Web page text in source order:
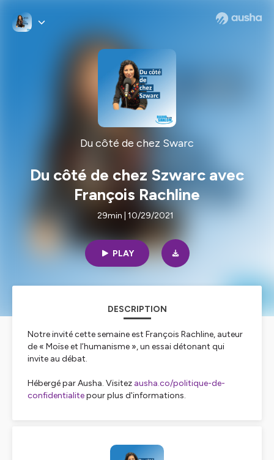
Du côté de chez Swarc
Du côté de chez Szwarc avec
François Rachline
29min | 10/29/2021
PLAY
DESCRIPTION
Notre invité cette semaine est François Rachline, auteur
de « Moïse et l’humanisme », un essai détonant qui
invite au débat.
Hébergé par Ausha. Visitez ausha.co/politique-de-
confidentialitepour plus d'informations.